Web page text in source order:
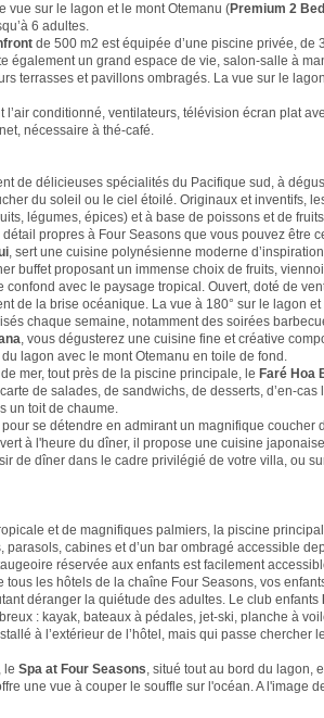
vue sur le lagon et le mont Otemanu (Premium 2
6 adultes.
de 500 m2 est équipée d’une piscine privée,
également un grand espace de vie, salon-salle à
terrasses et pavillons ombragés. La vue sur le
l’air conditionné, ventilateurs, télévision écran plat
nécessaire à thé-café.
de délicieuses spécialités du Pacifique sud, à
du soleil ou le ciel étoilé. Originaux et inventifs,
légumes, épices) et à base de poissons et de
détail propres à Four Seasons que vous pouvez être
, sert une cuisine polynésienne moderne
buffet proposant un immense choix de fruits,
confond avec le paysage tropical. Ouvert, doté de
de la brise océanique. La vue à 180° sur le lagon
chaque semaine, notamment des soirées
, vous dégusterez une cuisine fine et créative
lagon avec le mont Otemanu en toile de fond.
mer, tout près de la piscine principale, le Faré Hoa
de salades, de sandwichs, de desserts, d’en-
un toit de chaume.
se détendre en admirant un magnifique coucher
à l'heure du dîner, il propose une cuisine
de dîner dans le cadre privilégié de votre villa, ou
et de magnifiques palmiers, la piscine
cabines et d’un bar ombragé accessible
réservée aux enfants est facilement
tous les hôtels de la chaîne Four Seasons, vos
déranger la quiétude des adultes. Le club enfants
: kayak, bateaux à pédales, jet-ski, planche à
à l’extérieur de l’hôtel, mais qui passe chercher
le Spa at Four Seasons, situé tout au bord du lagon,
une vue à couper le souffle sur l'océan. A l'image